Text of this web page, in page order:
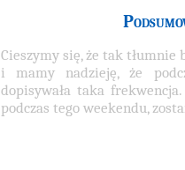
Cieszymy się, że tak
i mamy nadzieję, że
dopisywała taka
podczas tego weekendu,